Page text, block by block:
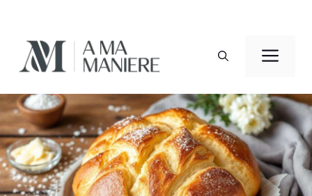
contenu